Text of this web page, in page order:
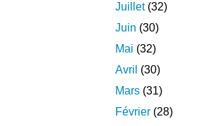
Juillet(32)
Juin (30)
Mai (32)
Avril (30)
Mars (31)
Février (28)